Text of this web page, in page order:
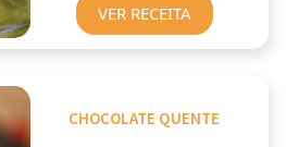
VER RECEITA
CHOCOLATE QUENTE